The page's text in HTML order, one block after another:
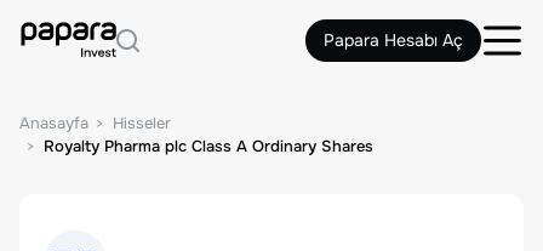
Papara Hesabı Aç
Anasayfa
Hisseler
Royalty Pharma plc Class A Ordinary Shares